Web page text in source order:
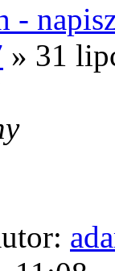
-
» 31